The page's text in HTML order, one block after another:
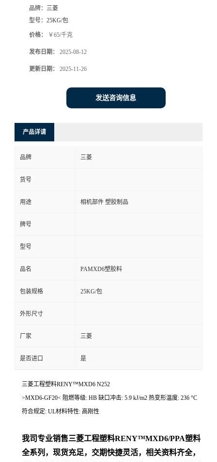
品牌： 三菱
型号： 25KG/包
价格： ￥65/千克
发布日期： 2025-08-12
更新日期： 2025-11-26
发送咨询信息
产品详请
品牌 三菱
货号
用途 相机部件 塑胶制品
牌号
型号
品名 PAMXD6塑胶料
包装规格 25KG/包
外形尺寸
厂家 三菱
是否进口 是
三菱工程塑料RENY™MXD6 N252
>MXD6-GF20< 阻燃等级: HB 缺口冲击: 5.9 kJ/m2 热变形温度: 236 °C
符合规定: UL材料特性: 高刚性
我司专业销售三菱工程塑料RENY™MXD6/PPA塑料
全系列 ，现货充足，交期快捷灵活，相关资料齐全，